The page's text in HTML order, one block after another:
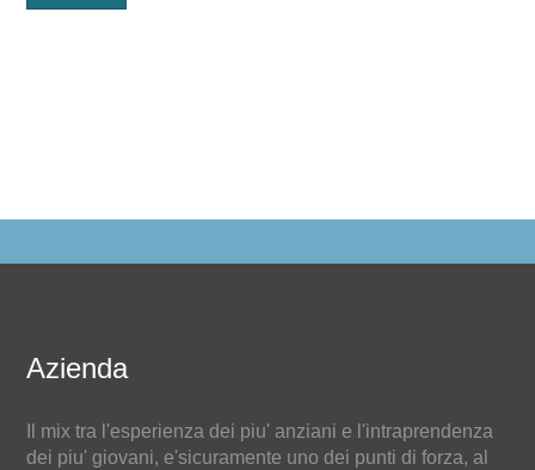
Azienda
Il mix tra l'esperienza dei piu' anziani e l'intraprendenza
dei piu' giovani, e'sicuramente uno dei punti di forza, al